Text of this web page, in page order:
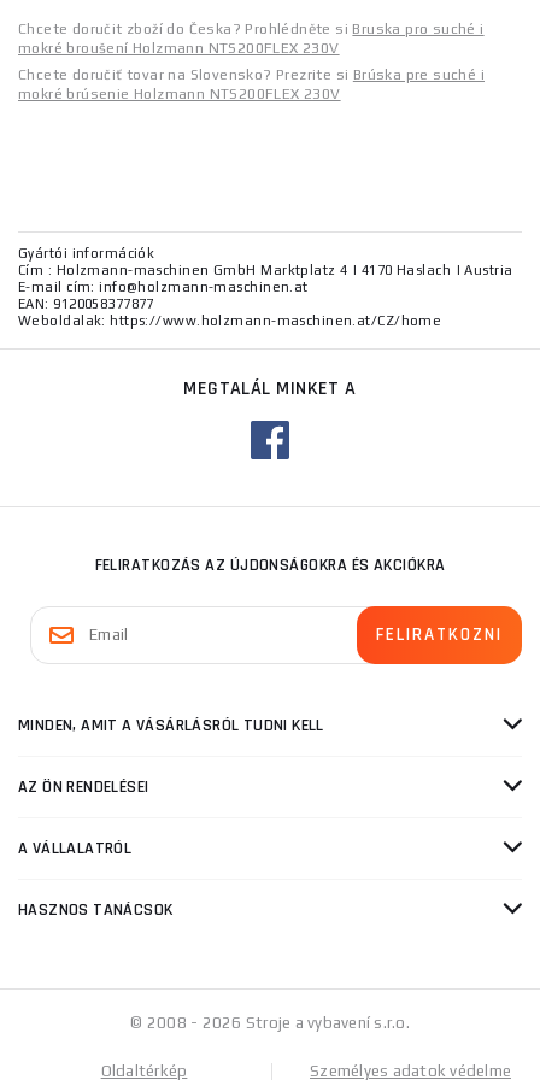
Chcete doručit zboží do Česka? Prohlédněte si Bruska pro suché i
mokré broušení Holzmann NTS200FLEX 230V
Chcete doručiť tovar na Slovensko? Prezrite si Brúska pre suché i
mokré brúsenie Holzmann NTS200FLEX 230V
Gyártói információk
Cím : Holzmann-maschinen GmbH Marktplatz 4 | 4170 Haslach | Austria
E-mail cím: info@holzmann-maschinen.at
EAN: 9120058377877
Weboldalak: https://www.holzmann-maschinen.at/CZ/home
MEGTALÁL MINKET A
FELIRATKOZÁS AZ ÚJDONSÁGOKRA ÉS AKCIÓKRA
MINDEN, AMIT A VÁSÁRLÁSRÓL TUDNI KELL
AZ ÖN RENDELÉSEI
A VÁLLALATRÓL
HASZNOS TANÁCSOK
© 2008 - 2026 Stroje a vybavení s.r.o.
Oldaltérkép Személyes adatok védelme